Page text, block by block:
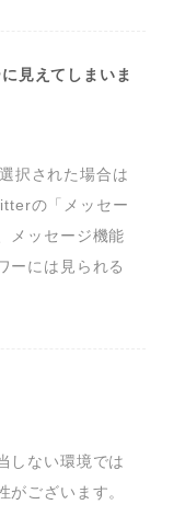
見えてしまいま
択された場合は
の「メッセー
メッセージ機能
ーには見られる
しない環境では
がございます。